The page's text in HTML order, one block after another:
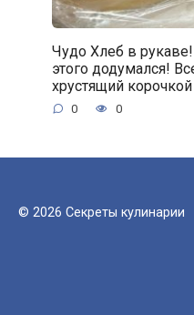
Чудо Хлеб в
этого додумался!
хрустящий корочкой
0 0
© 2026 Секреты кулинарии